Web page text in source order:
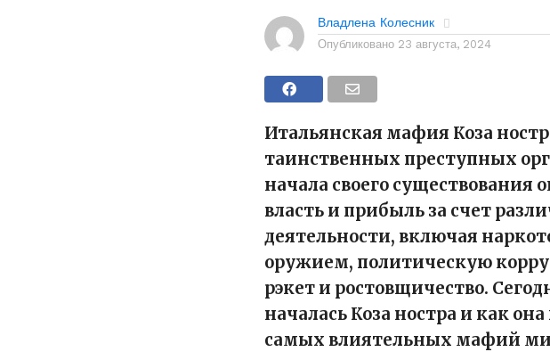
Владлена Колесник
Опубликовано 23 августа, 2024
Итальянская мафия Коза
таинственных преступных
начала своего существования
власть и прибыль за счет
деятельности, включая
оружием, политическую
рэкет и ростовщичество.
началась Коза ностра и как
самых влиятельных мафий